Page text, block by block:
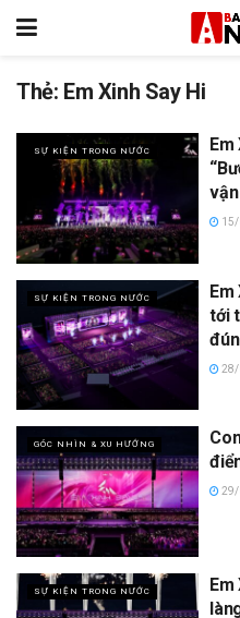
Thẻ: Em Xinh Say Hi
SỰ KIỆN TRONG NƯỚC
Em
SỰ KIỆN TRONG NƯỚC
Em
tới
28/
GÓC NHÌN & XU HƯỚNG
29/
SỰ KIỆN TRONG NƯỚC
Em